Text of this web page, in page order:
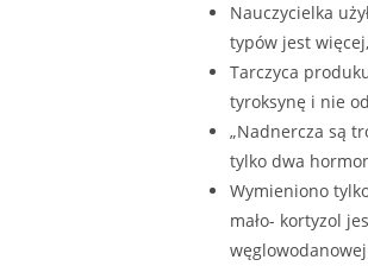
Nauczycielka
typów jest
Tarczyca
tyroksynę i nie
„Nadnercza są
tylko dwa
Wymieniono
mało- kortyzol